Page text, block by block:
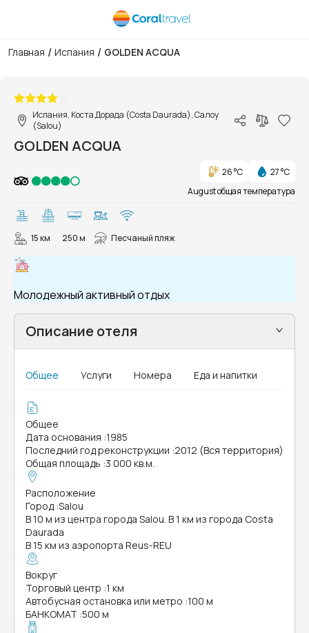
Главная / Испания / GOLDEN ACQUA
Испания, Коста Дорада (Costa Daurada), Салоу
(Salou)
GOLDEN ACQUA
26 °C
27 °C
August общая температура
15 км 250 м Песчаный пляж
Молодежный активный отдых
Описание отеля
Общее Услуги Номера Еда и напитки
Общее
Дата основания :1985
Последний год реконструкции :2012 (Вся территория)
Общая площадь :3 000 кв.м.
Расположение
Город :Salou
В 10 м из центра города Salou. В 1 км из города Costa
Daurada
В 15 км из аэропорта Reus-REU
Вокруг
Торговый центр :1 км
Автобусная остановка или метро :100 м
БАНКОМАТ :500 м